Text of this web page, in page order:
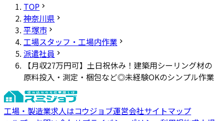
TOP
神奈川県
平塚市
工場スタッフ・工場内作業
派遣社員
【月収27万円可】土日祝休み！建築用シーリング材の
原料投入・測定・梱包など◎未経験OKのシンプル作業
工場・製造業求人はコウジョブ運営会社サイトマップ